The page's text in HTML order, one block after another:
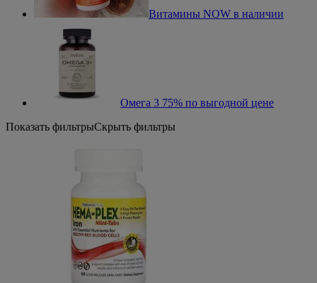
Витамины NOW в наличии
Омега 3 75% по выгодной цене
Показать фильтрыСкрыть фильтры